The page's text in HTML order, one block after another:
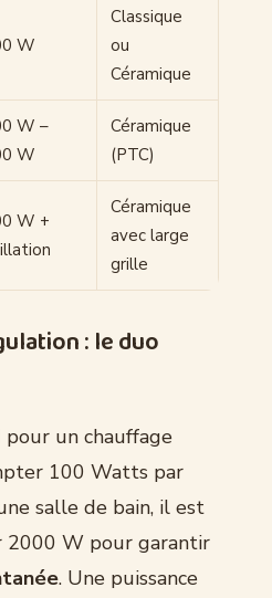
W
Classique
ou
Céramique
W –
W
Céramique
(PTC)
W +
Céramique
avec large
grille
: le duo
un chauffage
100 Watts par
salle de bain, il est
2000 W pour garantir
. Une puissance